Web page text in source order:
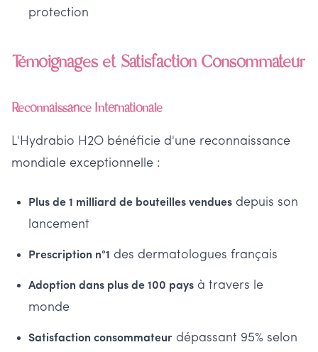
protection
Témoignages et Satisfaction Consommateur
Reconnaissance Internationale
L'Hydrabio H2O bénéficie d'une reconnaissance
mondiale exceptionnelle :
Plus de 1 milliard de bouteilles vendues depuis son
lancement
Prescription n°1 des dermatologues français
Adoption dans plus de 100 pays à travers le
monde
Satisfaction consommateur dépassant 95% selon